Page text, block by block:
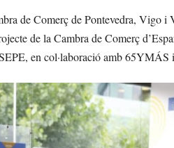
de Comerç de Pontevedra, Vigo i
de la Cambra de Comerç
en col·laboració amb